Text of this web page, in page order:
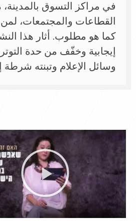
في مراكز التسوق
القطاعات والمجتمعات، لمن
كما هو مطلوب. أثار هذا
إيجابية وخفّف من حدة
وسائل الإعلام وتبنته شرطة